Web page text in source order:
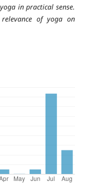
in practical sense.
of yoga on